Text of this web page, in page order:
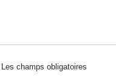
Les champs obligatoires